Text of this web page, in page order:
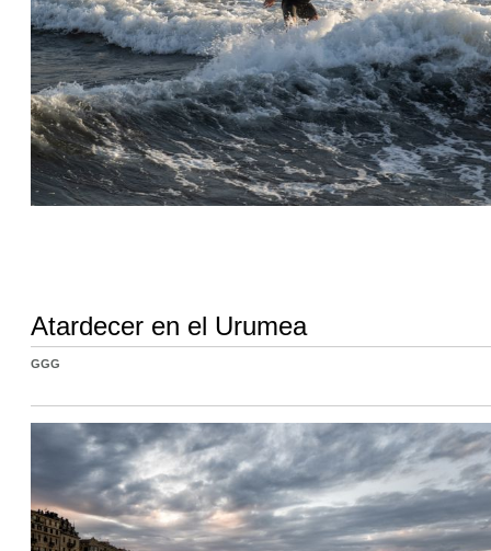
Atardecer en el Urumea
GGG